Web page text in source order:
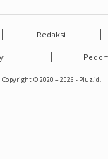
Redaksi
Copyright © 2020 – 2026 - Pluz.id.